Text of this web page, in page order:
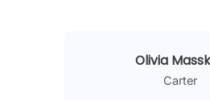
Olivia
Carter